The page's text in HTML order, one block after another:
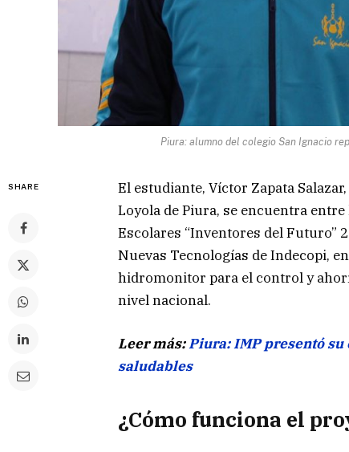
Piura: alumno del colegio San Ignacio
SHARE
El estudiante, Víctor Zapata
Loyola de Piura, se encuentra
Escolares “Inventores del Futuro”
Nuevas Tecnologías de Indecopi,
hidromonitor para el control y
nivel nacional.
Leer más:Piura: IMP presentó
saludables
¿Cómo funciona el